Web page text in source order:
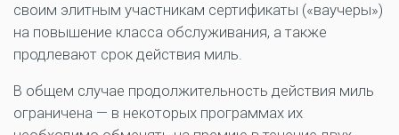
своим элитным участникам сертификаты («ваучеры»)
на повышение класса обслуживания, а также
продлевают срок действия миль.
В общем случае продолжительность действия миль
ограничена — в некоторых программах их